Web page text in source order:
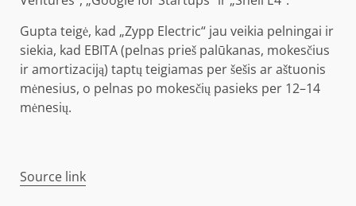
Gupta teigė, kad „Zypp Electric“ jau veikia pelningai ir
siekia, kad EBITA (pelnas prieš palūkanas, mokesčius
ir amortizaciją) taptų teigiamas per šešis ar aštuonis
mėnesius, o pelnas po mokesčių pasieks per 12–14
mėnesių.
Source link